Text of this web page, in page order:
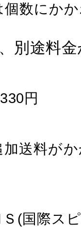
数にか
別途料
円 卸
送料が
(国際ス